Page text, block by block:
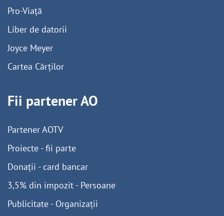
Pro-Viață
Liber de datorii
Joyce Meyer
Cartea Cărților
Fii partener AO
Partener AOTV
Proiecte - fii parte
Donații - card bancar
3,5% din impozit - Persoane
Publicitate - Organizații